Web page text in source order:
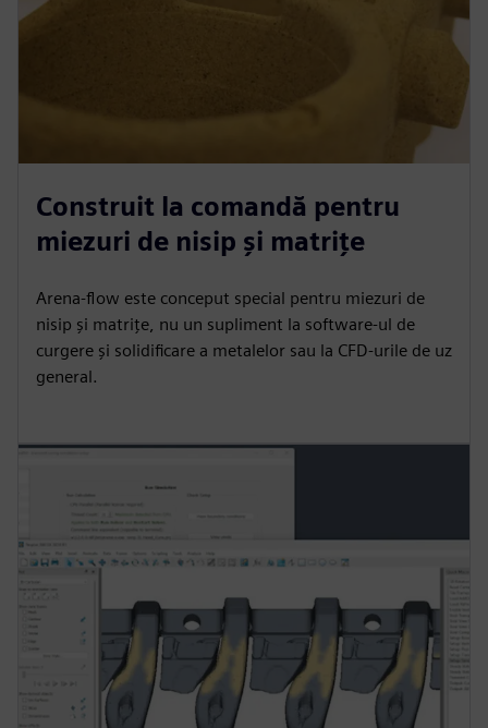
Construit la comandă pentru
miezuri de nisip și matrițe
Arena-flow este conceput special pentru miezuri de
nisip și matrițe, nu un supliment la software-ul de
curgere și solidificare a metalelor sau la CFD-urile de uz
general.